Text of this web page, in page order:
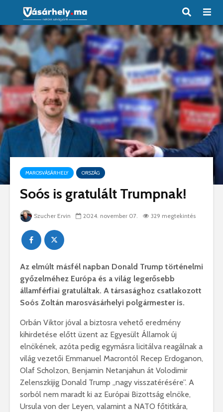
MAROSVÁSÁRHELY ORSZÁG
Soós is gratulált Trumpnak!
Szucher Ervin 2024. november 07. 329 megtekintés
Az elmúlt másfél napban Donald Trump történelmi
győzelméhez Európa és a világ legerősebb
államférfiai gratuláltak. A társasághoz csatlakozott
Soós Zoltán marosvásárhelyi polgármester is.
Orbán Viktor jóval a biztosra vehető eredmény
kihirdetése előtt üzent az Egyesült Államok új
elnökének, azóta pedig egymásra licitálva reagálnak a
világ vezetői Emmanuel Macrontól Recep Erdoganon,
Olaf Scholzon, Benjamin Netanjahun át Volodimir
Zelenszkijig Donald Trump „nagy visszatérésére”. A
sorból nem maradt ki az Európai Bizottság elnöke,
Ursula von der Leyen, valamint a NATO főtitkára,